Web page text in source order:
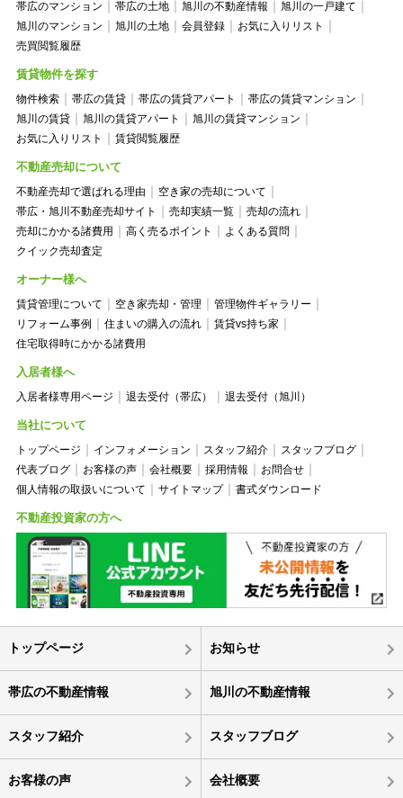
帯広のマンション
帯広の土地 旭川の不動産情報
旭川の一戸建て
旭川のマンション
旭川の土地 会員登録
お気に入りリスト
売買閲覧履歴
賃貸物件を探す
物件検索 帯広の賃貸 帯広の賃貸アパート
帯広の賃貸マンション
旭川の賃貸
旭川の賃貸アパート
旭川の賃貸マンション
お気に入りリスト
賃貸閲覧履歴
不動産売却について
不動産売却で選ばれる理由
空き家の売却について
帯広・旭川不動産売却サイト
売却実績一覧
売却の流れ
売却にかかる諸費用
高く売るポイント
よくある質問
クイック売却査定
オーナー様へ
賃貸管理について 空き家売却・管理
管理物件ギャラリー
リフォーム事例
住まいの購入の流れ
賃貸vs持ち家
住宅取得時にかかる諸費用
入居者様へ
入居者様専用ページ 退去受付（帯広） 退去受付（旭川）
当社について
トップページ インフォメーション スタッフ紹介
スタッフブログ
代表ブログ
お客様の声 会社概要 採用情報
お問合せ
個人情報の取扱いについて
サイトマップ 書式ダウンロード
不動産投資家の方へ
トップページ お知らせ
帯広の不動産情報 旭川の不動産情報
スタッフ紹介 スタッフブログ
お客様の声 会社概要